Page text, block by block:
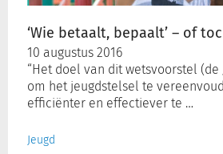
‘Wie betaalt, bepaalt’ – of
10 augustus 2016
“Het doel van dit wetsvoorstel (de
om het jeugdstelsel te
efficiënter en effectiever te …
Jeugd